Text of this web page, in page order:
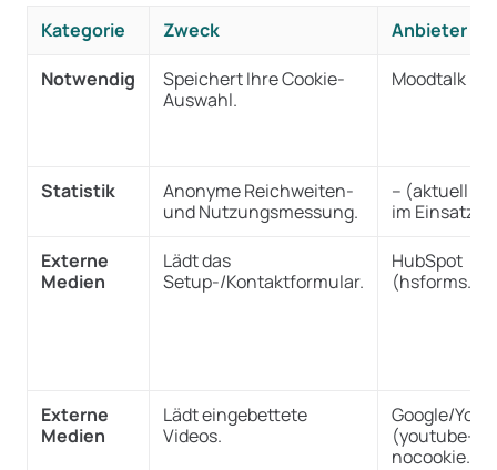
Kategorie Zweck
Anbieter
Notwendig
Speichert Ihre Cookie-
Auswahl.
Moodtalk
Statistik
Anonyme Reichweiten-
und Nutzungsmessung.
– (aktuell
im Einsatz)
Externe
Medien
Lädt das
Setup-/Kontaktformular.
HubSpot
Externe
Medien
Lädt eingebettete
Videos.
Google/
(youtube-